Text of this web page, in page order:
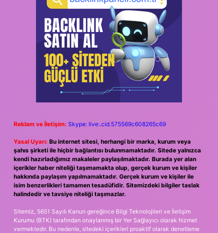
Reklam ve İletişim: Skype: live:.cid.575569c608265c69
Yasal Uyarı: Bu internet sitesi, herhangi bir marka, kurum veya
şahıs şirketi ile hiçbir bağlantısı bulunmamaktadır. Sitede yalnızca
kendi hazırladığımız makaleler paylaşılmaktadır. Burada yer alan
içerikler haber niteliği taşımamakta olup, gerçek kurum ve kişiler
hakkında paylaşım yapılmamaktadır. Gerçek kurum ve kişiler ile
isim benzerlikleri tamamen tesadüfidir. Sitemizdeki bilgiler taslak
halindedir ve tavsiye niteliği taşımazlar.
Sitemiz, 5651 Sayılı Kanun gereğince Bilgi Teknolojileri ve İletişim
Kurumu (BTK) tarafından onaylanmış bir Yer Sağlayıcı olarak hizmet
vermektedir. Bu nedenle, sitedeki içerikleri proaktif olarak denetleme